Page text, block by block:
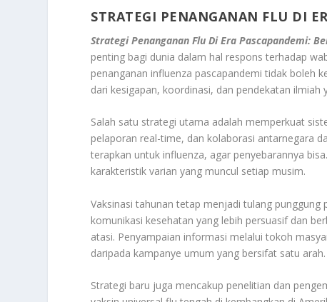
STRATEGI PENANGANAN FLU DI
Strategi Penanganan Flu Di Era Pascapandemi:
penting bagi dunia dalam hal respons terhadap
penanganan influenza pascapandemi tidak boleh
dari kesigapan, koordinasi, dan pendekatan
Salah satu strategi utama adalah memperkuat
pelaporan real-time, dan kolaborasi antarnegara
terapkan untuk influenza, agar penyebarannya
karakteristik varian yang muncul setiap musim.
Vaksinasi tahunan tetap menjadi tulang
komunikasi kesehatan yang lebih persuasif dan
atasi. Penyampaian informasi melalui tokoh
daripada kampanye umum yang bersifat satu arah.
Strategi baru juga mencakup penelitian dan